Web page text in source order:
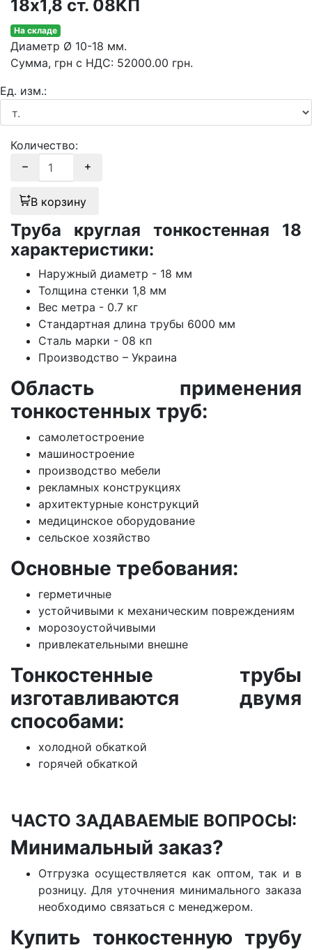
18х1,8 ст. 08КП
На складе
Диаметр Ø 10-18 мм.
Сумма, грн с НДС: 52000.00 грн.
Ед. изм.:
Количество:
В корзину
Труба круглая тонкостенная 18
характеристики:
Наружный диаметр - 18 мм
Толщина стенки 1,8 мм
Вес метра - 0.7 кг
Стандартная длина трубы 6000 мм
Сталь марки - 08 кп
Производство – Украина
Область применения
тонкостенных труб:
самолетостроение
машиностроение
производство мебели
рекламных конструкциях
архитектурные конструкций
медицинское оборудование
сельское хозяйство
Основные требования:
герметичные
устойчивыми к механическим повреждениям
морозоустойчивыми
привлекательными внешне
Тонкостенные трубы
изготавливаются двумя
способами:
холодной обкаткой
горячей обкаткой
ЧАСТО ЗАДАВАЕМЫЕ ВОПРОСЫ:
Минимальный заказ?
Отгрузка осуществляется как оптом, так и в
розницу. Для уточнения минимального заказа
необходимо связаться с менеджером.
Купить тонкостенную трубу